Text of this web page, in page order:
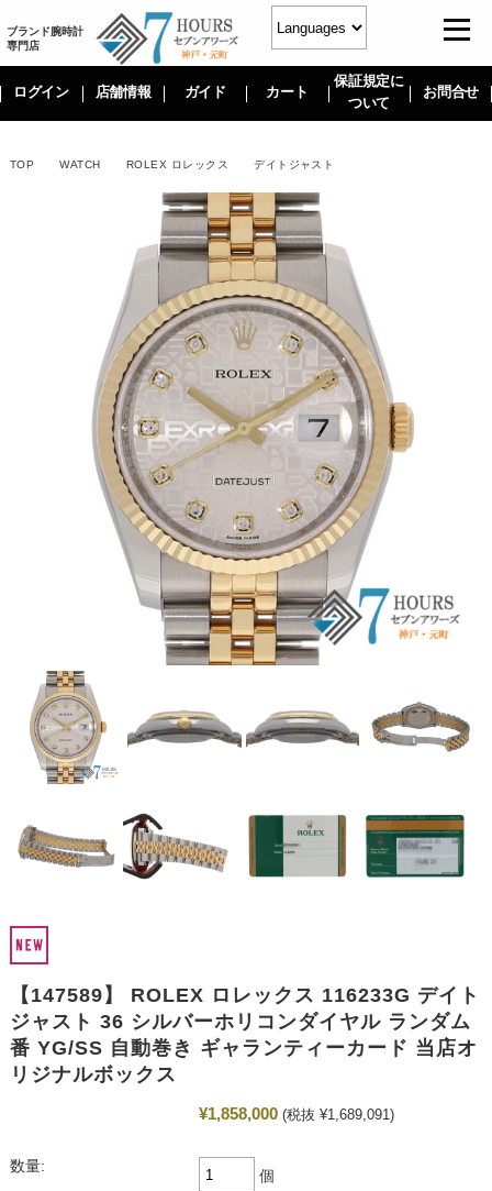
ブランド腕時計
専門店
ログイン 店舗情報 ガイド カート
保証規定に
ついて
お問合せ
TOP WATCH ROLEX ロレックス デイトジャスト
【147589】 ROLEX ロレックス 116233G デイト
ジャスト 36 シルバーホリコンダイヤル ランダム
番 YG/SS 自動巻き ギャランティーカード 当店オ
リジナルボックス
¥1,858,000 (税抜 ¥1,689,091)
数量:
個